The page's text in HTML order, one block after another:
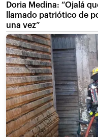
Doria Medina: “Ojalá
llamado patriótico de
una vez”